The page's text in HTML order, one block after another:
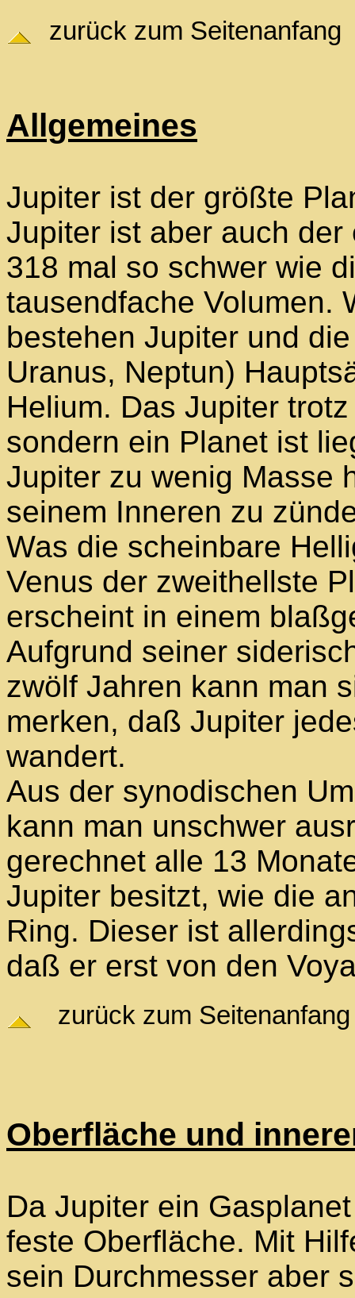
zurück zum Seitenanfang
Allgemeines
Jupiter ist der größte
Jupiter ist aber auch
318 mal so schwer wie
tausendfache Volumen.
bestehen Jupiter und
Uranus, Neptun)
Helium. Das Jupiter
sondern ein Planet ist
Jupiter zu wenig Masse
seinem Inneren zu
Was die scheinbare
Venus der zweithellste
erscheint in einem
Aufgrund seiner
zwölf Jahren kann man
merken, daß Jupiter
wandert.
Aus der synodischen
kann man unschwer
gerechnet alle 13
Jupiter besitzt, wie die
Ring. Dieser ist
daß er erst von den
zurück zum Seitenanfang
Oberfläche und
Da Jupiter ein
feste Oberfläche. Mit
sein Durchmesser aber